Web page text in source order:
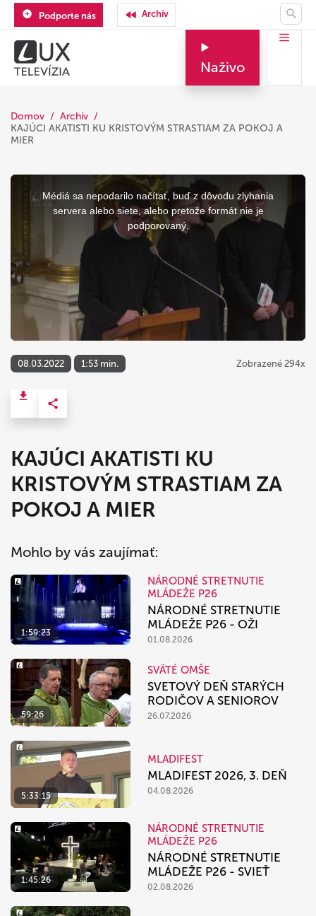
Podporte nás Archív
Naživo
Domov
Archív
KAJÚCI AKATISTI KU KRISTOVÝM STRASTIAM ZA POKOJ A
MIER
This
window.
Médiá sa nepodarilo načítať, buď z dôvodu zlyhania
servera alebo siete, alebo pretože formát nie je
podporovaný.
08.03.2022 1:53 min. Zobrazené 294x
KAJÚCI AKATISTI KU
KRISTOVÝM STRASTIAM ZA
POKOJ A MIER
Mohlo by vás zaujímať:
1:59:23
NÁRODNÉ STRETNUTIE
MLÁDEŽE P26
NÁRODNÉ STRETNUTIE
MLÁDEŽE P26 - OŽI
01.08.2026
59:26
SVÄTÉ OMŠE
SVETOVÝ DEŇ STARÝCH
RODIČOV A SENIOROV
26.07.2026
5:33:15
MLADIFEST
MLADIFEST 2026, 3. DEŇ
04.08.2026
1:45:26
NÁRODNÉ STRETNUTIE
MLÁDEŽE P26
NÁRODNÉ STRETNUTIE
MLÁDEŽE P26 - SVIEŤ
02.08.2026